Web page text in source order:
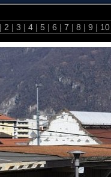
| 2 | 3 | 4 | 5 | 6 | 7 | 8 | 9 |